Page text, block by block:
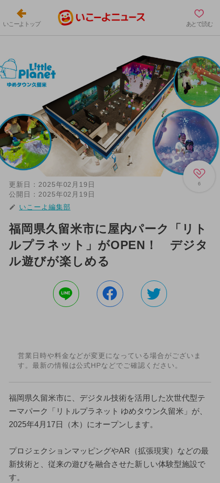
いこーよトップ あとで読む
6
更新日： 2025年02月19日
公開日： 2025年02月19日
いこーよ編集部
福岡県久留米市に屋内パーク「リト
ルプラネット」がOPEN！ デジタ
ル遊びが楽しめる
営業日時や料金などが変更になっている場合がございま
す。最新の情報は公式HPなどでご確認ください。
福岡県久留米市に、デジタル技術を活用した次世代型テ
ーマパーク「リトルプラネット ゆめタウン久留米」が、
2025年4月17日（木）にオープンします。
プロジェクションマッピングやAR（拡張現実）などの最
新技術と、従来の遊びを融合させた新しい体験型施設で
す。